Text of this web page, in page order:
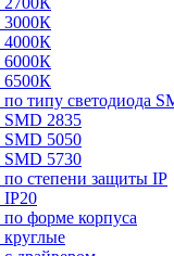
3000К
4000К
6000К
6500К
типу светодиода
2835
5050
5730
степени защиты IP
IP20
форме корпуса